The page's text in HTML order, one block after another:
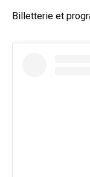
Billetterie et